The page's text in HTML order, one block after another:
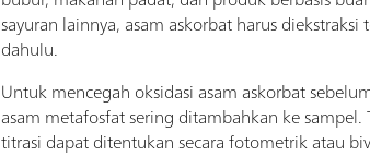
sayuran lainnya, asam askorbat harus diekstraksi
dahulu.
Untuk mencegah oksidasi asam askorbat
asam metafosfat sering ditambahkan ke
titrasi dapat ditentukan secara fotometrik atau